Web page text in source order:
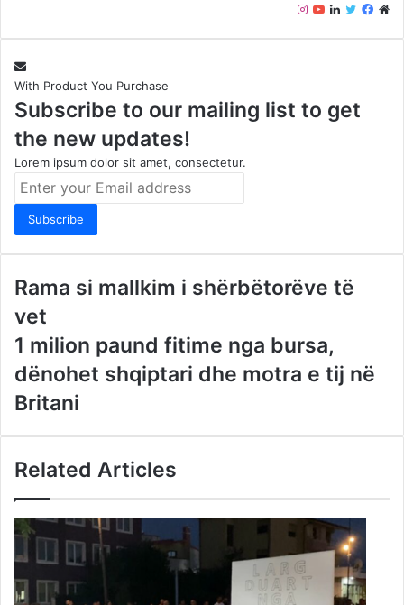
Twitter
LinkedIn
YouTube
Instagram
With Product You Purchase
Subscribe to our mailing list to get
the new updates!
Lorem ipsum dolor sit amet, consectetur.
Enter
your
Email
address
Rama si mallkim i shërbëtorëve të
vet
1 milion paund fitime nga bursa,
dënohet shqiptari dhe motra e tij në
Britani
Related Articles